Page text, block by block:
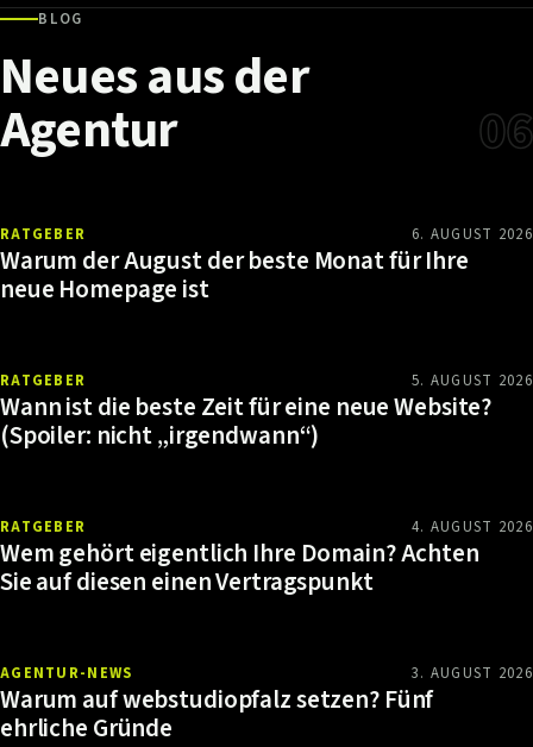
BLOG
Neuesausder
Agentur 06
RATGEBER 6. AUGUST 2026
Warum der August der beste Monat für Ihre
neue Homepage ist
RATGEBER 5. AUGUST 2026
Wann ist die beste Zeit für eine neue Website?
(Spoiler: nicht „irgendwann“)
RATGEBER 4. AUGUST 2026
Wem gehört eigentlich Ihre Domain? Achten
Sie auf diesen einen Vertragspunkt
AGENTUR-NEWS 3. AUGUST 2026
Warum auf webstudiopfalz setzen? Fünf
ehrliche Gründe